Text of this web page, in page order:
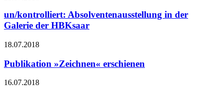
un/kontrolliert: Absolventenausstellung in der
Galerie der HBKsaar
18.07.2018
Publikation »Zeichnen« erschienen
16.07.2018